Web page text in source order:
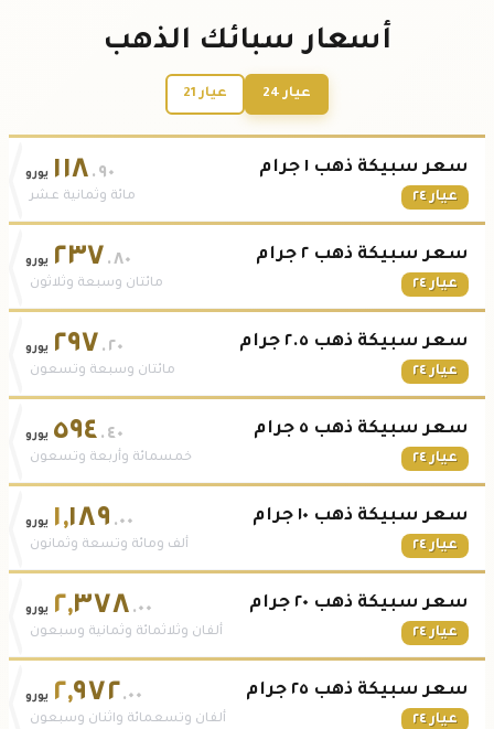
أسعار سبائك الذهب
عيار 24 عيار 21
سعر سبيكة ذهب ١ جرام
عيار ٢٤
١١٨ .٩٠ يورو
مائة وثمانية عشر
سعر سبيكة ذهب ٢ جرام
عيار ٢٤
٢٣٧ .٨٠ يورو
مائتان وسبعة وثلاثون
سعر سبيكة ذهب ٢.٥ جرام
عيار ٢٤
٢٩٧ .٢٠ يورو
مائتان وسبعة وتسعون
سعر سبيكة ذهب ٥ جرام
عيار ٢٤
٥٩٤ .٤٠ يورو
خمسمائة وأربعة وتسعون
سعر سبيكة ذهب ١٠ جرام
عيار ٢٤
١,١٨٩ .٠٠ يورو
ألف ومائة وتسعة وثمانون
سعر سبيكة ذهب ٢٠ جرام
عيار ٢٤
٢,٣٧٨ .٠٠ يورو
ألفان وثلاثمائة وثمانية وسبعون
سعر سبيكة ذهب ٢٥ جرام
عيار ٢٤
٢,٩٧٢.٠٠ يورو
ألفان وتسعمائة واثنان وسبعون